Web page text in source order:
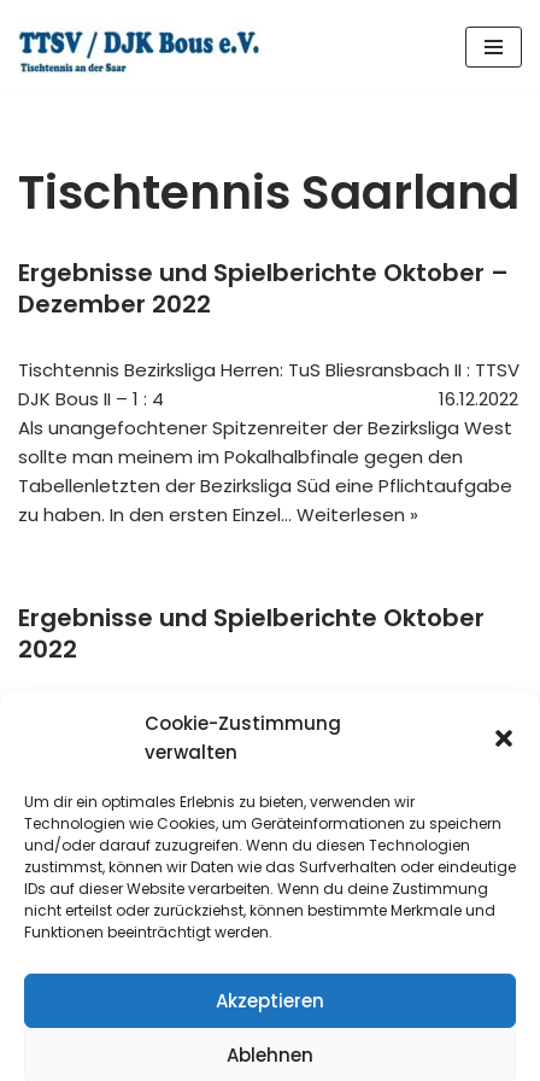
Cookie-Zustimmung
verwalten
Um dir ein optimales Erlebnis zu bieten, verwenden wir
Technologien wie Cookies, um Geräteinformationen zu speichern
und/oder darauf zuzugreifen. Wenn du diesen Technologien
zustimmst, können wir Daten wie das Surfverhalten oder eindeutige
IDs auf dieser Website verarbeiten. Wenn du deine Zustimmung
nicht erteilst oder zurückziehst, können bestimmte Merkmale und
Funktionen beeinträchtigt werden.
Akzeptieren
Ablehnen
Zum
Tischtennis Saarland
Ergebnisse und Spielberichte Oktober –
Dezember 2022
Tischtennis Bezirksliga Herren: TuS Bliesransbach II : TTSV
DJK Bous II – 1 : 4 16.12.2022
Als unangefochtener Spitzenreiter der Bezirksliga West
sollte man meinem im Pokalhalbfinale gegen den
Tabellenletzten der Bezirksliga Süd eine Pflichtaufgabe
zu haben. In den ersten Einzel… Weiterlesen »
Ergebnisse und Spielberichte Oktober
2022
Tischtennis Bezirksliga Herren: TTC Ensdorf : TTSV DJK
Bous II – 1 : 9 01.10.22
Zweite im Derby in Ensdorf die weiße Weste bewahren
und bleibt mit 6:0 Punkten auf Rang 2 in
der…Weiterlesen »